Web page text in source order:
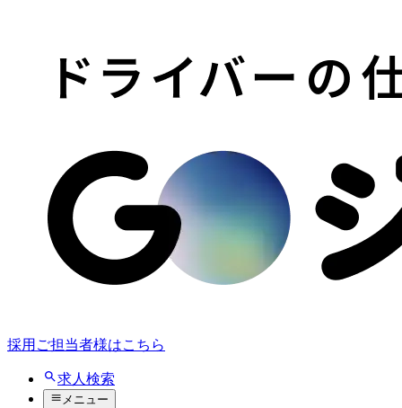
採用ご担当者様はこちら
求人検索
メニュー